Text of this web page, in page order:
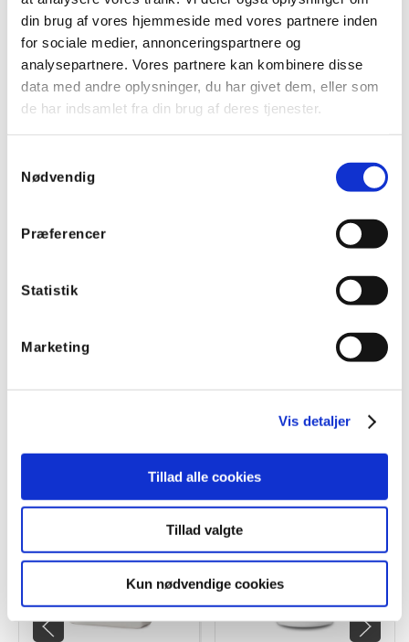
din brug af vores hjemmeside med vores partnere inden
for sociale medier, annonceringspartnere og
analysepartnere. Vores partnere kan kombinere disse
data med andre oplysninger, du har givet dem, eller som
de har indsamlet fra din brug af deres tjenester.
Nødvendig
Præferencer
Statistik
Marketing
Vis detaljer
Tillad alle cookies
Tillad valgte
Kun nødvendige cookies
Belysningen er her ved at dæmpe ned.
Anvendte produkter